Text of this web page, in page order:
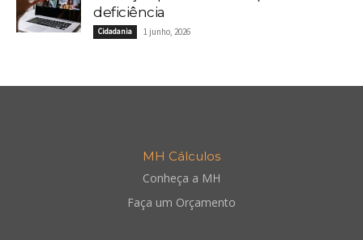
deficiência
Cidadania 1 junho, 2026
MH Cálculos
Conheça a MH
Faça um Orçamento